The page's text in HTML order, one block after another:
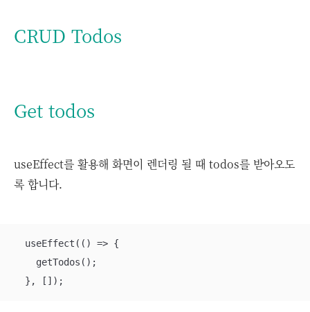
CRUD Todos
Get todos
useEffect를 활용해 화면이 렌더링 될 때 todos를 받아오도
록 합니다.
  useEffect(
() => {
    getTodos();
  }, []);